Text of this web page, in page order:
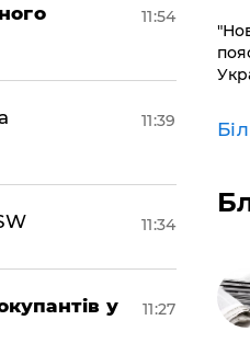
11:54
11:39
11:34
у
11:27